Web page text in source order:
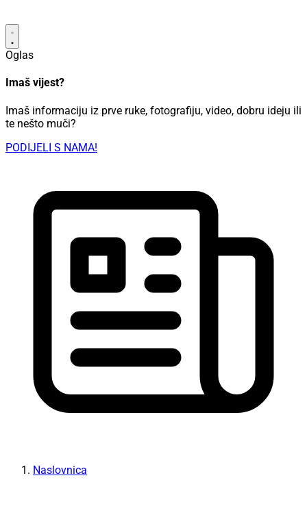
Oglas
Imaš vijest?
Imaš informaciju iz prve ruke, fotografiju, video, dobru ideju ili
te nešto muči?
PODIJELI S NAMA!
Naslovnica